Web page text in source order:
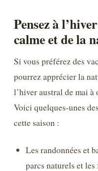
Pensez à
calme et de la
Si vous préférez des
pourrez apprécier la
l’hiver austral de mai
Voici quelques-unes
cette saison :
Les randonnées et
parcs naturels et